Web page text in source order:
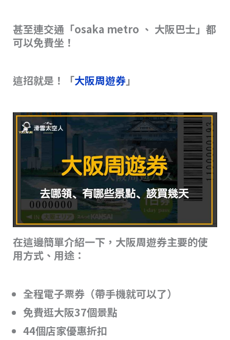
甚至連交通「osaka metro 、 大阪巴士」都
可以免費坐！
這招就是！「大阪周遊券」
在這邊簡單介紹一下，大阪周遊券主要的使
用方式、用途：
全程電子票券（帶手機就可以了）
免費逛大阪37個景點
44個店家優惠折扣